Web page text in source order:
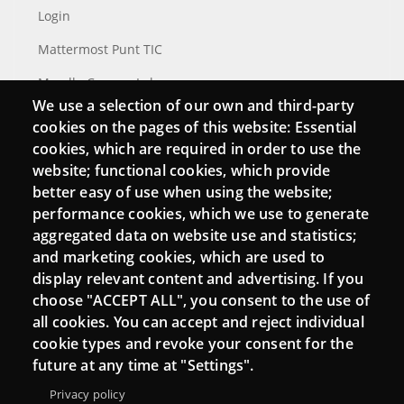
Login
Mattermost Punt TIC
Moodle CampusLab
Connect
Contact
Newsletters
We use a selection of our own and third-party
cookies on the pages of this website: Essential
cookies, which are required in order to use the
website; functional cookies, which provide
better easy of use when using the website;
performance cookies, which we use to generate
aggregated data on website use and statistics;
and marketing cookies, which are used to
display relevant content and advertising. If you
choose "ACCEPT ALL", you consent to the use of
all cookies. You can accept and reject individual
cookie types and revoke your consent for the
future at any time at "Settings".
Privacy policy